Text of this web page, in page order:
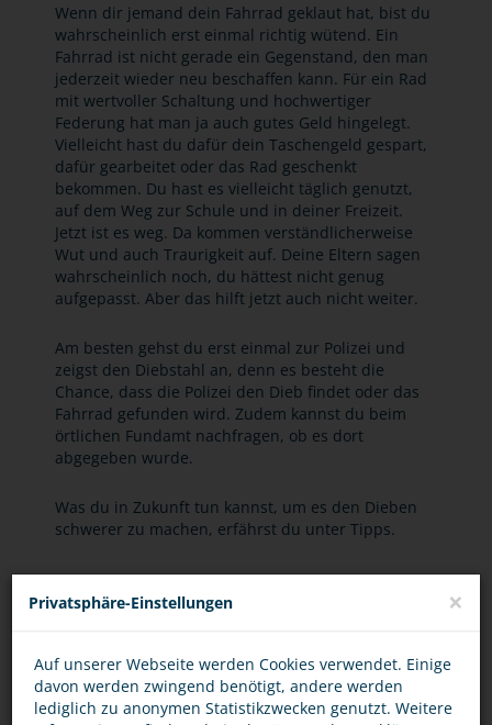
Wenn dir jemand dein Fahrrad geklaut hat, bist du
wahrscheinlich erst einmal richtig wütend. Ein
Fahrrad ist nicht gerade ein Gegenstand, den man
jederzeit wieder neu beschaffen kann. Für ein Rad
mit wertvoller Schaltung und hochwertiger
Federung hat man ja auch gutes Geld hingelegt.
Vielleicht hast du dafür dein Taschengeld gespart,
dafür gearbeitet oder das Rad geschenkt
bekommen. Du hast es vielleicht täglich genutzt,
auf dem Weg zur Schule und in deiner Freizeit.
Jetzt ist es weg. Da kommen verständlicherweise
Wut und auch Traurigkeit auf. Deine Eltern sagen
wahrscheinlich noch, du hättest nicht genug
aufgepasst. Aber das hilft jetzt auch nicht weiter.
Am besten gehst du erst einmal zur Polizei und
zeigst den Diebstahl an, denn es besteht die
Chance, dass die Polizei den Dieb findet oder das
Fahrrad gefunden wird. Zudem kannst du beim
örtlichen Fundamt nachfragen, ob es dort
abgegeben wurde.
Was du in Zukunft tun kannst, um es den Dieben
schwerer zu machen, erfährst du unter Tipps.
BEWERTUNG
Privatsphäre-Einstellungen ×
Auf unserer Webseite werden Cookies verwendet. Einige
davon werden zwingend benötigt, andere werden
lediglich zu anonymen Statistikzwecken genutzt. Weitere